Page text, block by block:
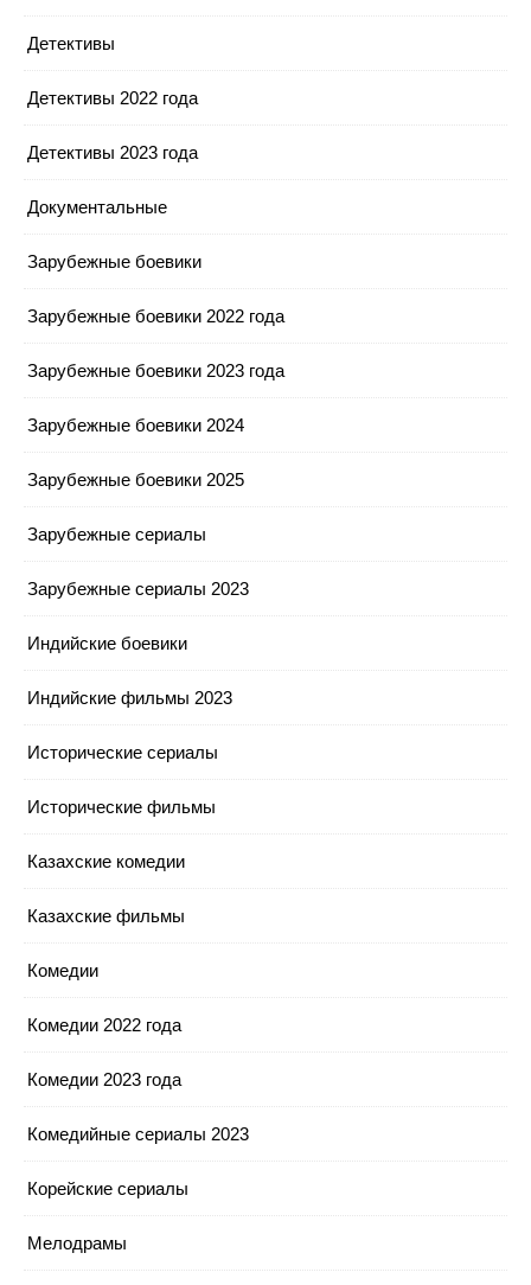
Детективы
Детективы 2022 года
Детективы 2023 года
Документальные
Зарубежные боевики
Зарубежные боевики 2022 года
Зарубежные боевики 2023 года
Зарубежные боевики 2024
Зарубежные боевики 2025
Зарубежные сериалы
Зарубежные сериалы 2023
Индийские боевики
Индийские фильмы 2023
Исторические сериалы
Исторические фильмы
Казахские комедии
Казахские фильмы
Комедии
Комедии 2022 года
Комедии 2023 года
Комедийные сериалы 2023
Корейские сериалы
Мелодрамы